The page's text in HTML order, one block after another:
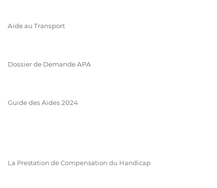
Aide au Transport
Dossier de Demande APA
Guide des Aides 2024
La Prestation de Compensation du Handicap